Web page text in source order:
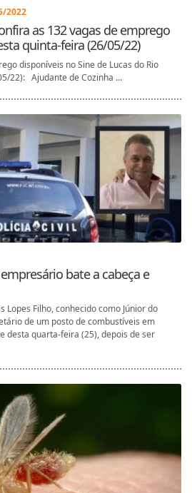
2022
as 132 vagas de emprego
quinta-feira (26/05/22)
disponíveis no Sine de Lucas do Rio
22): Ajudante de Cozinha ...
bate a cabeça e
Filho, conhecido como Júnior do
de um posto de combustíveis em
desta quarta-feira (25), depois de ser